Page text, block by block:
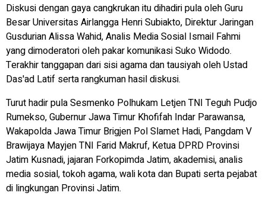
Diskusi dengan gaya cangkrukan itu dihadiri pula oleh Guru
Besar Universitas Airlangga Henri Subiakto, Direktur Jaringan
Gusdurian Alissa Wahid, Analis Media Sosial Ismail Fahmi
yang dimoderatori oleh pakar komunikasi Suko Widodo.
Terakhir tanggapan dari sisi agama dan tausiyah oleh Ustad
Das'ad Latif serta rangkuman hasil diskusi.
Turut hadir pula Sesmenko Polhukam Letjen TNI Teguh Pudjo
Rumekso, Gubernur Jawa Timur Khofifah Indar Parawansa,
Wakapolda Jawa Timur Brigjen Pol Slamet Hadi, Pangdam V
Brawijaya Mayjen TNI Farid Makruf, Ketua DPRD Provinsi
Jatim Kusnadi, jajaran Forkopimda Jatim, akademisi, analis
media sosial, tokoh agama, wali kota dan Bupati serta pejabat
di lingkungan Provinsi Jatim.